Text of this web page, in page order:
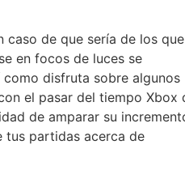
caso de que serí­a de los que
en focos de luces se
disfruta sobre algunos
el pasar del tiempo Xbox
de amparar su
tus partidas acerca de